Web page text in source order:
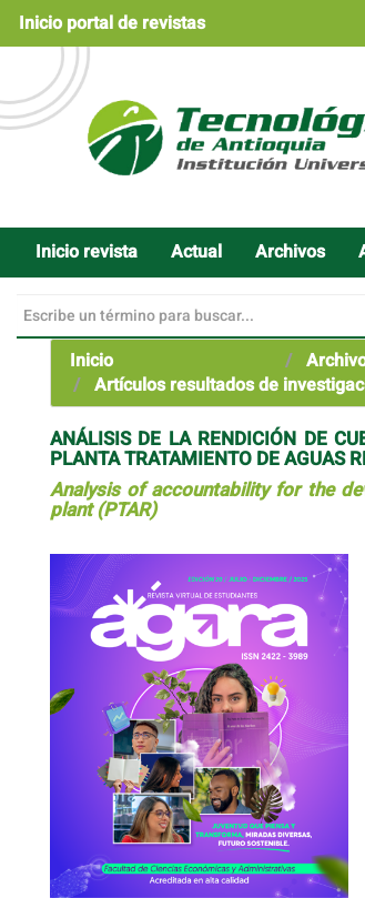
Navegación
principal
Contenido
principal
Barra
lateral
Inicio portal de revistas
Inicio revista Actual Archivos
Inicio
Artículos resultados de
ANÁLISIS DE LA RENDICIÓN DE
PLANTA TRATAMIENTO DE AGUAS
Analysis of accountability for the
plant (PTAR)
Barra
lateral
del
artículo